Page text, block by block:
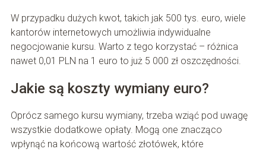
W przypadku dużych kwot, takich jak 500 tys. euro, wiele
kantorów internetowych umożliwia indywidualne
negocjowanie kursu. Warto z tego korzystać – różnica
nawet 0,01 PLN na 1 euro to już 5 000 zł oszczędności.
Jakie są koszty wymiany euro?
Oprócz samego kursu wymiany, trzeba wziąć pod uwagę
wszystkie dodatkowe opłaty. Mogą one znacząco
wpłynąć na końcową wartość złotówek, które